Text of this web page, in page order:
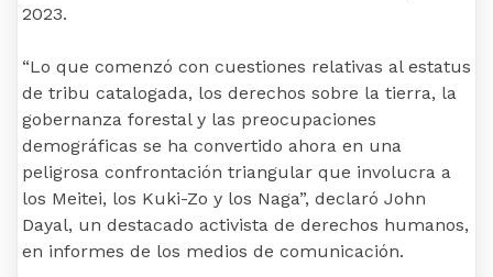
2023.
“Lo que comenzó con cuestiones relativas al estatus
de tribu catalogada, los derechos sobre la tierra, la
gobernanza forestal y las preocupaciones
demográficas se ha convertido ahora en una
peligrosa confrontación triangular que involucra a
los Meitei, los Kuki-Zo y los Naga”, declaró John
Dayal, un destacado activista de derechos humanos,
en informes de los medios de comunicación.